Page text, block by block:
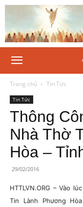
Trang chủ Tin Tức
Tin Tức
Thông
Nhà Thờ
Hòa –
29/02/2016
HTTLVN.ORG – Vào
Tin Lành Phương